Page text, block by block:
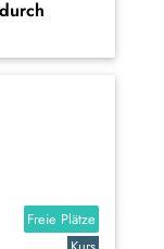
Freie Plätze